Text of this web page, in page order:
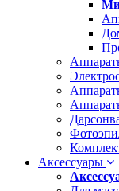
Аксессуары